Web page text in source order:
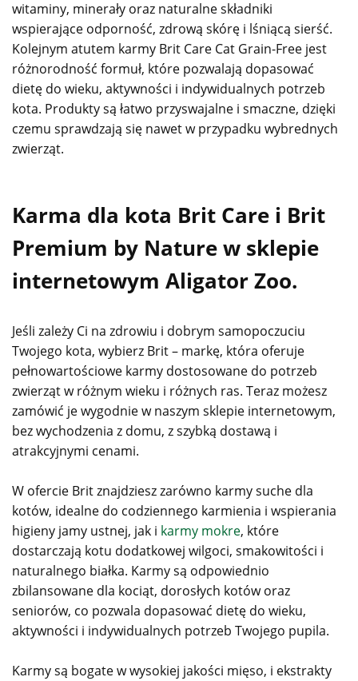
witaminy, minerały oraz naturalne składniki
wspierające odporność, zdrową skórę i lśniącą sierść.
Kolejnym atutem karmy Brit Care Cat Grain-Free jest
różnorodność formuł, które pozwalają dopasować
dietę do wieku, aktywności i indywidualnych potrzeb
kota. Produkty są łatwo przyswajalne i smaczne, dzięki
czemu sprawdzają się nawet w przypadku wybrednych
zwierząt.
Karma dla kota Brit Care i Brit
Premium by Nature w sklepie
internetowym Aligator Zoo.
Jeśli zależy Ci na zdrowiu i dobrym samopoczuciu
Twojego kota, wybierz Brit – markę, która oferuje
pełnowartościowe karmy dostosowane do potrzeb
zwierząt w różnym wieku i różnych ras. Teraz możesz
zamówić je wygodnie w naszym sklepie internetowym,
bez wychodzenia z domu, z szybką dostawą i
atrakcyjnymi cenami.
W ofercie Brit znajdziesz zarówno karmy suche dla
kotów, idealne do codziennego karmienia i wspierania
higieny jamy ustnej, jak i karmy mokre, które
dostarczają kotu dodatkowej wilgoci, smakowitości i
naturalnego białka. Karmy są odpowiednio
zbilansowane dla kociąt, dorosłych kotów oraz
seniorów, co pozwala dopasować dietę do wieku,
aktywności i indywidualnych potrzeb Twojego pupila.
Karmy są bogate w wysokiej jakości mięso, i ekstrakty